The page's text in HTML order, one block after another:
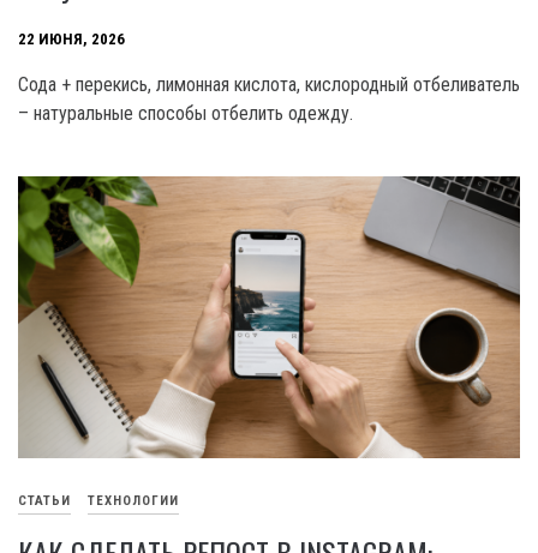
22 ИЮНЯ, 2026
Сода + перекись, лимонная кислота, кислородный отбеливатель
– натуральные способы отбелить одежду.
СТАТЬИ ТЕХНОЛОГИИ